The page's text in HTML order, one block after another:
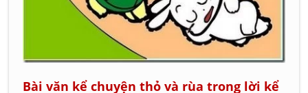
Bài văn kể chuyện thỏ và rùa trong lời kể